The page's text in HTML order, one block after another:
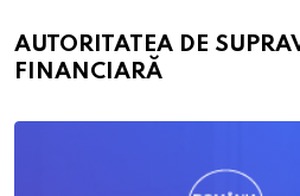
AUTORITATEA DE
FINANCIARĂ